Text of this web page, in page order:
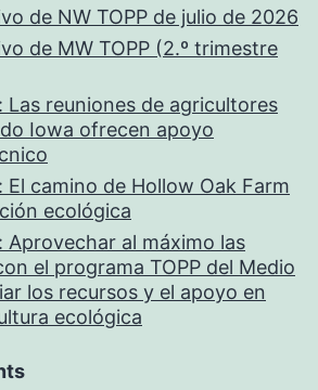
de NW TOPP de julio de 2026
de MW TOPP (2.º trimestre
Las reuniones de agricultores
Iowa ofrecen apoyo
camino de Hollow Oak Farm
ecológica
Aprovechar al máximo las
el programa TOPP del Medio
los recursos y el apoyo en
ecológica